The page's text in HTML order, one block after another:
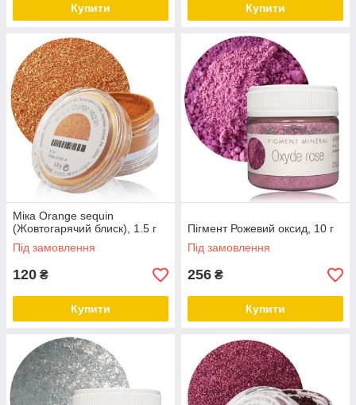
Купити Купити
Міка Orange sequin
(Жовтогарячий блиск), 1.5 г
Під замовлення
120 ₴
Купити
Пігмент Рожевий оксид, 10 г
Під замовлення
256 ₴
Купити